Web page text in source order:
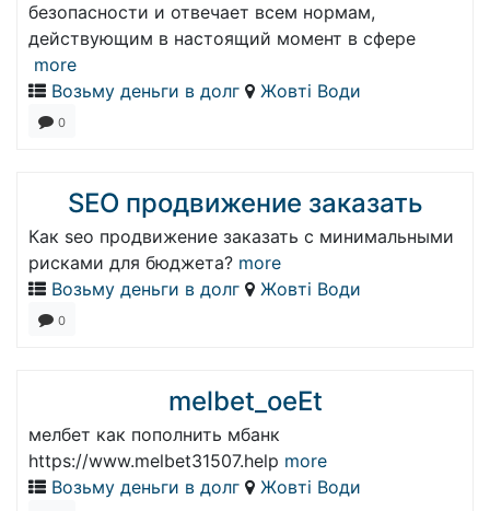
безопасности и отвечает всем нормам,
действующим в настоящий момент в сфере
more
Возьму деньги в долг
Жовті Води
0
SEO продвижение заказать
Как seo продвижение заказать с минимальными
рисками для бюджета? more
Возьму деньги в долг
Жовті Води
0
melbet_oeEt
мелбет как пополнить мбанк
https://www.melbet31507.help more
Возьму деньги в долг
Жовті Води